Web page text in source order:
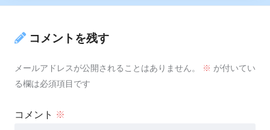
コメントを残す
メールアドレスが公開されることはありません。 ※ が付いてい
る欄は必須項目です
コメント ※